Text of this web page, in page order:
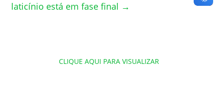
laticínio está em fase final →
CLIQUE AQUI PARA VISUALIZAR